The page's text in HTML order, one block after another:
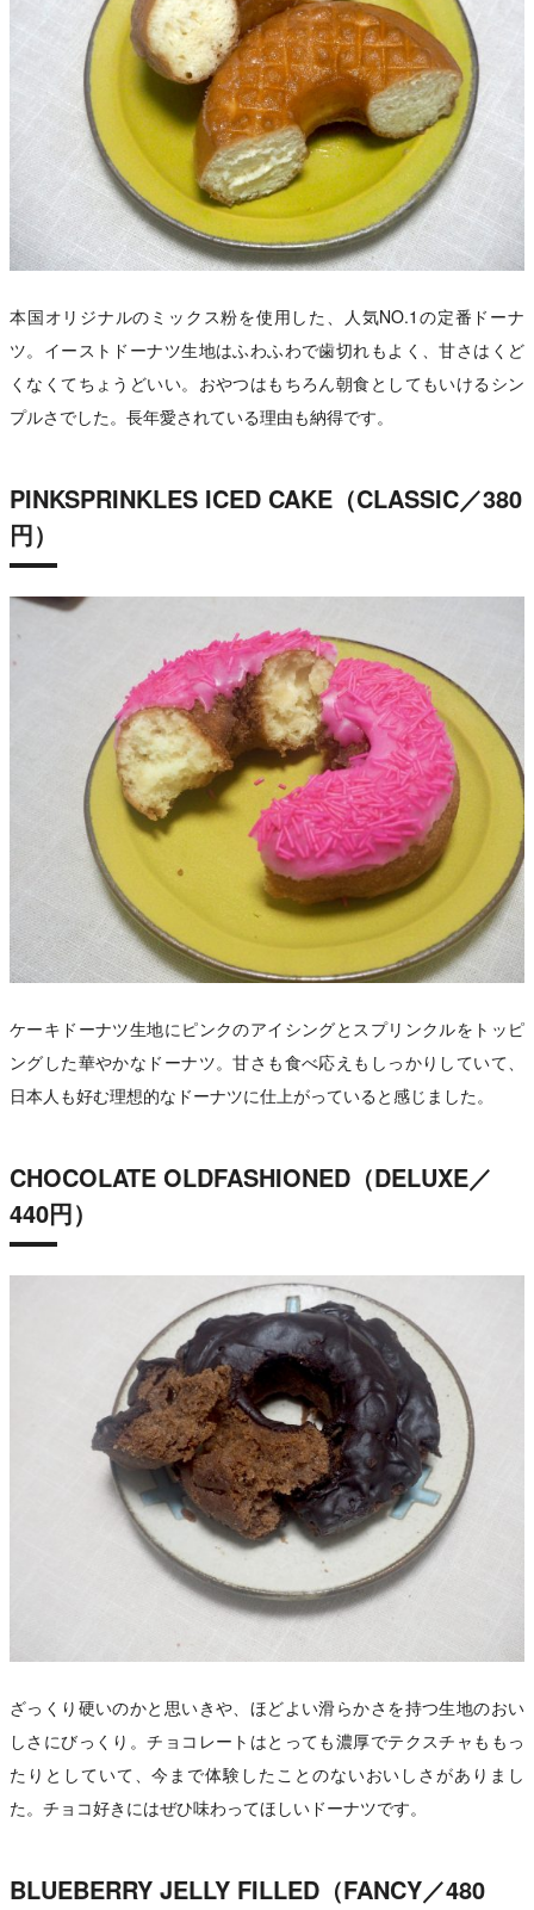
本国オリジナルのミックス粉を使用した、人気NO.1の定番ドーナ
ツ。イーストドーナツ生地はふわふわで歯切れもよく、甘さはくど
くなくてちょうどいい。おやつはもちろん朝食としてもいけるシン
プルさでした。長年愛されている理由も納得です。
PINKSPRINKLES ICED CAKE（CLASSIC／380
円）
ケーキドーナツ生地にピンクのアイシングとスプリンクルをトッピ
ングした華やかなドーナツ。甘さも食べ応えもしっかりしていて、
日本人も好む理想的なドーナツに仕上がっていると感じました。
CHOCOLATE OLDFASHIONED（DELUXE／
440円）
ざっくり硬いのかと思いきや、ほどよい滑らかさを持つ生地のおい
しさにびっくり。チョコレートはとっても濃厚でテクスチャももっ
たりとしていて、今まで体験したことのないおいしさがありまし
た。チョコ好きにはぜひ味わってほしいドーナツです。
BLUEBERRY JELLY FILLED（FANCY／480